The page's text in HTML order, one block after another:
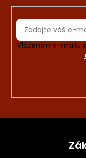
Vložením e-mailu
Z